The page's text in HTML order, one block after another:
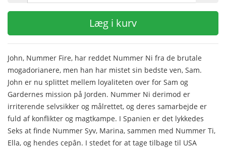
Læg i kurv
John, Nummer Fire, har reddet Nummer Ni fra de brutale
mogadorianere, men han har mistet sin bedste ven, Sam.
John er nu splittet mellem loyaliteten over for Sam og
Gardernes mission på Jorden. Nummer Ni derimod er
irriterende selvsikker og målrettet, og deres samarbejde er
fuld af konflikter og magtkampe. I Spanien er det lykkedes
Seks at finde Nummer Syv, Marina, sammen med Nummer Ti,
Ella, og hendes cepân. I stedet for at tage tilbage til USA